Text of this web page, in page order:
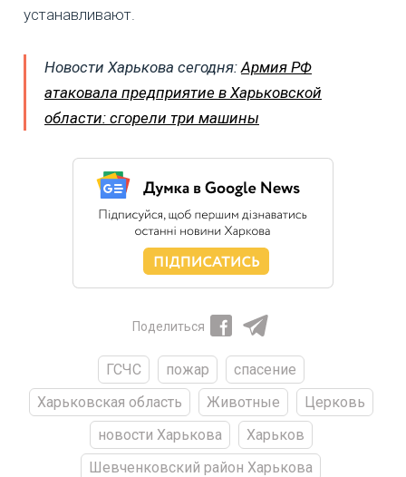
устанавливают.
Новости Харькова сегодня: Армия РФ
атаковала предприятие в Харьковской
области: сгорели три машины
Поделиться
ГСЧС пожар
спасение
Харьковская область
Животные
Церковь
новости Харькова
Харьков
Шевченковский район Харькова